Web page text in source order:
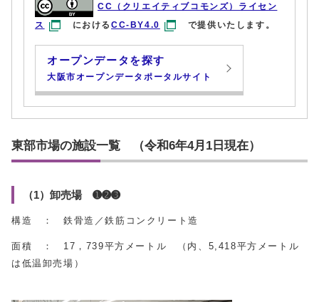
CC（クリエイティブコモンズ）ライセン
ス
におけるCC-BY4.0 で提供いたします。
オープンデータを探す
大阪市オープンデータポータルサイト
東部市場の施設一覧 （令和6年4月1日現在）
（1）卸売場 ➊➋➌
構造 ： 鉄骨造／鉄筋コンクリート造
面積 ： 17，739平方メートル （内、5,418平方メートル
は低温卸売場）